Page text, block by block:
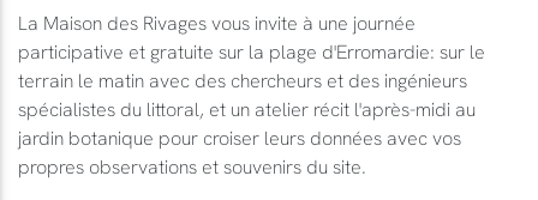
La Maison des Rivages vous invite à une journée
participative et gratuite sur la plage d'Erromardie: sur le
terrain le matin avec des chercheurs et des ingénieurs
spécialistes du littoral, et un atelier récit l'après-midi au
jardin botanique pour croiser leurs données avec vos
propres observations et souvenirs du site.